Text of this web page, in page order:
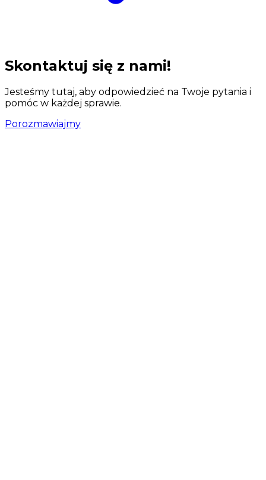
Skontaktuj się z nami!
Jesteśmy tutaj, aby odpowiedzieć na Twoje pytania i
pomóc w każdej sprawie.
Porozmawiajmy